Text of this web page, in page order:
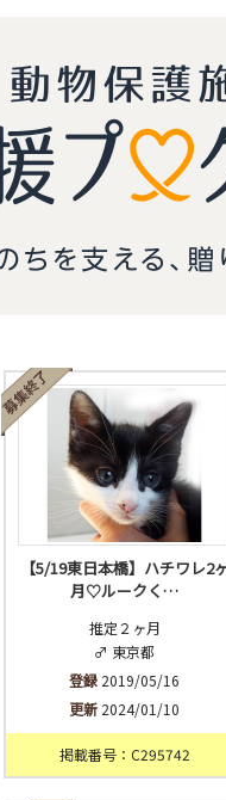
【5/19東日本橋】ハチワレ2
月♡ルークく…
推定２ヶ月
♂ 東京都
登録 2019/05/16
更新 2024/01/10
掲載番号：C295742